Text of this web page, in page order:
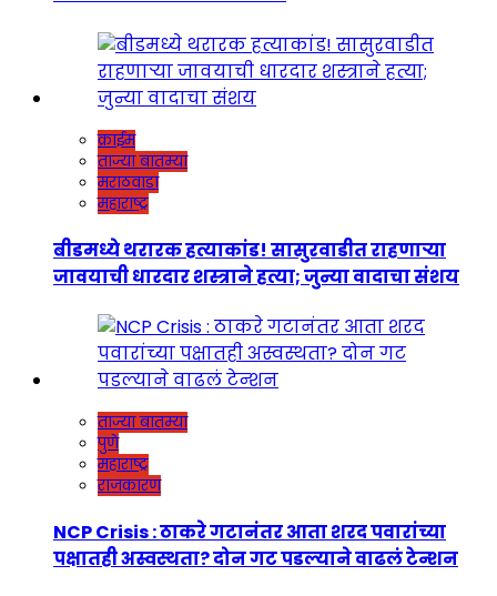
क्राईम
ताज्या बातम्या
मराठवाडा
महाराष्ट्र
बीडमध्ये थरारक हत्याकांड! सासुरवाडीत राहणाऱ्या
जावयाची धारदार शस्त्राने हत्या; जुन्या वादाचा संशय
ताज्या बातम्या
पुणे
महाराष्ट्र
राजकारण
NCP Crisis : ठाकरे गटानंतर आता शरद पवारांच्या
पक्षातही अस्वस्थता? दोन गट पडल्याने वाढलं टेन्शन